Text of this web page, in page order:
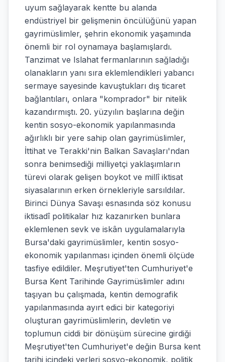
uyum sağlayarak kentte bu alanda
endüstriyel bir gelişmenin öncülüğünü yapan
gayrimüslimler, şehrin ekonomik yaşamında
önemli bir rol oynamaya başlamışlardı.
Tanzimat ve Islahat fermanlarının sağladığı
olanakların yanı sıra eklemlendikleri yabancı
sermaye sayesinde kavuştukları dış ticaret
bağlantıları, onlara "komprador" bir nitelik
kazandırmıştı. 20. yüzyılın başlarına değin
kentin sosyo-ekonomik yapılanmasında
ağırlıklı bir yere sahip olan gayrimüslimler,
İttihat ve Terakki'nin Balkan Savaşları'ndan
sonra benimsediği milliyetçi yaklaşımların
türevi olarak gelişen boykot ve millî iktisat
siyasalarının erken örnekleriyle sarsıldılar.
Birinci Dünya Savaşı esnasında söz konusu
iktisadî politikalar hız kazanırken bunlara
eklemlenen sevk ve iskân uygulamalarıyla
Bursa'daki gayrimüslimler, kentin sosyo-
ekonomik yapılanması içinden önemli ölçüde
tasfiye edildiler. Meşrutiyet'ten Cumhuriyet'e
Bursa Kent Tarihinde Gayrimüslimler adını
taşıyan bu çalışmada, kentin demografik
yapılanmasında ayırt edici bir kategoriyi
oluşturan gayrimüslimlerin, devletin ve
toplumun ciddi bir dönüşüm sürecine girdiği
Meşrutiyet'ten Cumhuriyet'e değin Bursa kent
tarihi içindeki yerleri sosyo-ekonomik, politik